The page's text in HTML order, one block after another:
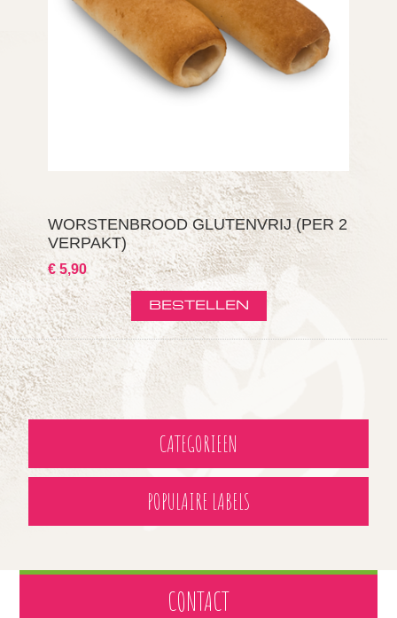
WORSTENBROOD GLUTENVRIJ (PER 2
VERPAKT)
€ 5,90
CATEGORIEEN
POPULAIRE LABELS
CONTACT